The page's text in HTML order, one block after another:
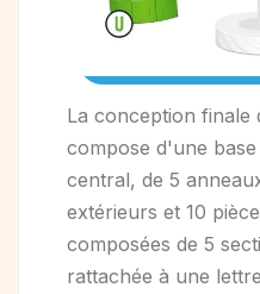
La conception finale
compose d'une
central, de 5
extérieurs et 10
composées de 5
rattachée à une